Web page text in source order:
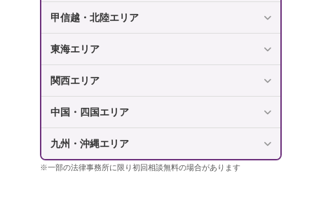
甲信越・北陸エリア
東海エリア
関西エリア
中国・四国エリア
九州・沖縄エリア
※一部の法律事務所に限り初回相談無料の場合があります